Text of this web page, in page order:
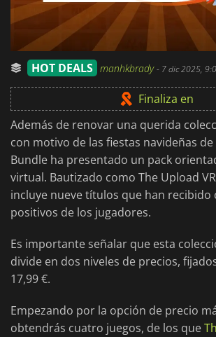
HOT DEALS manhkbrady- 7 dic 2025,
Finaliza en
Además de renovar una querida
con motivo de las fiestas navideñas
Bundle ha presentado un pack
virtual. Bautizado como The Upload
incluye nueve títulos que han recibido
positivos de los jugadores.
Es importante señalar que esta
divide en dos niveles de precios,
17,99 €.
Empezando por la opción de precio
obtendrás cuatro juegos, de los que